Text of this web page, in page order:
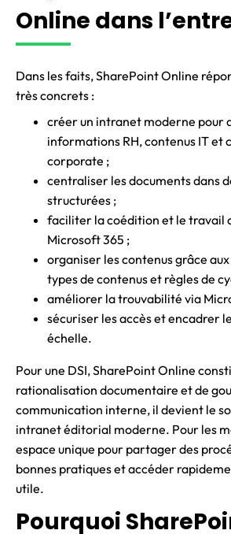
Online dans
Dans les faits, SharePoint Online
très concrets :
créer un intranet moderne pour
informations RH, contenus IT et
corporate ;
centraliser les documents dans
structurées ;
faciliter la coédition et le travail
Microsoft 365 ;
organiser les contenus grâce
types de contenus et règles de
améliorer la trouvabilité via
sécuriser les accès et encadrer
échelle.
Pour une DSI, SharePoint Online
rationalisation documentaire et de
communication interne, il devient le
intranet éditorial moderne. Pour les
espace unique pour partager des
bonnes pratiques et accéder
utile.
Pourquoi